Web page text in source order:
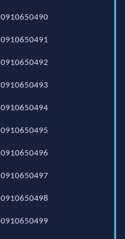
0910650490
0910650491
0910650492
0910650493
0910650494
0910650495
0910650496
0910650497
0910650498
0910650499